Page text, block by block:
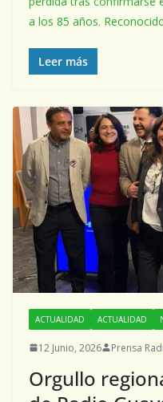
a los 85 años.
Leer más
ACTUALIDAD ACTUALIDAD
12 Junio, 2026 Prensa
Orgullo